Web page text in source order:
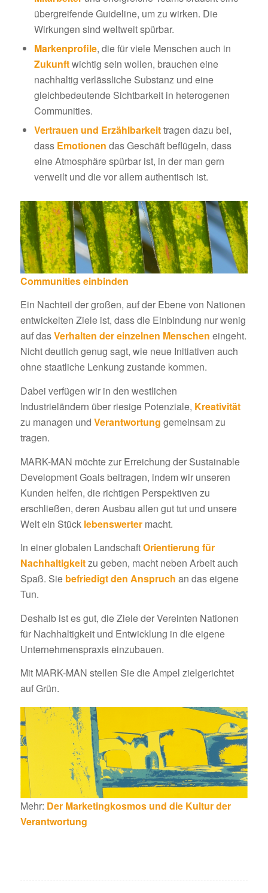
übergreifende Guideline, um zu wirken. Die
Wirkungen sind weltweit spürbar.
Markenprofile, die für viele Menschen auch in
Zukunftwichtig sein wollen, brauchen eine
nachhaltig verlässliche Substanz und eine
gleichbedeutende Sichtbarkeit in heterogenen
Communities.
Vertrauen und Erzählbarkeittragen dazu bei,
dass Emotionen das Geschäft beflügeln, dass
eine Atmosphäre spürbar ist, in der man gern
verweilt und die vor allem authentisch ist.
Communities einbinden
Ein Nachteil der großen, auf der Ebene von Nationen
entwickelten Ziele ist, dass die Einbindung nur wenig
auf dasVerhalten der einzelnen Menschen eingeht.
Nicht deutlich genug sagt, wie neue Initiativen auch
ohne staatliche Lenkung zustande kommen.
Dabei verfügen wir in den westlichen
Industrieländern über riesige Potenziale, Kreativität
zu managen und Verantwortung gemeinsam zu
tragen.
MARK-MAN möchte zur Erreichung der Sustainable
Development Goals beitragen, indem wir unseren
Kunden helfen, die richtigen Perspektiven zu
erschließen, deren Ausbau allen gut tut und unsere
Welt ein Stück lebenswertermacht.
In einer globalen LandschaftOrientierung für
Nachhaltigkeitzu geben, macht neben Arbeit auch
Spaß. Sie befriedigt den Anspruch an das eigene
Tun.
Deshalb ist es gut, die Ziele der Vereinten Nationen
für Nachhaltigkeit und Entwicklung in die eigene
Unternehmenspraxis einzubauen.
Mit MARK-MAN stellen Sie die Ampel zielgerichtet
auf Grün.
Mehr: Der Marketingkosmos und die Kultur der
Verantwortung